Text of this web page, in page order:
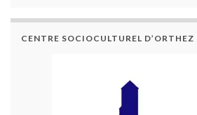
CENTRE SOCIOCULTUREL D’ORTHEZ